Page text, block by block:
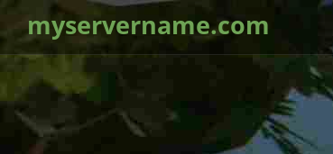
myservername.com